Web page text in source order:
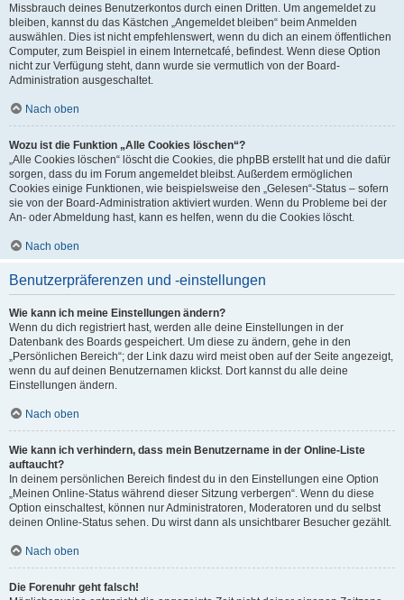
Missbrauch deines Benutzerkontos durch einen Dritten. Um angemeldet zu
bleiben, kannst du das Kästchen „Angemeldet bleiben“ beim Anmelden
auswählen. Dies ist nicht empfehlenswert, wenn du dich an einem öffentlichen
Computer, zum Beispiel in einem Internetcafé, befindest. Wenn diese Option
nicht zur Verfügung steht, dann wurde sie vermutlich von der Board-
Administration ausgeschaltet.
Nach oben
Wozu ist die Funktion „Alle Cookies löschen“?
„Alle Cookies löschen“ löscht die Cookies, die phpBB erstellt hat und die dafür
sorgen, dass du im Forum angemeldet bleibst. Außerdem ermöglichen
Cookies einige Funktionen, wie beispielsweise den „Gelesen“-Status – sofern
sie von der Board-Administration aktiviert wurden. Wenn du Probleme bei der
An- oder Abmeldung hast, kann es helfen, wenn du die Cookies löscht.
Nach oben
Benutzerpräferenzen und -einstellungen
Wie kann ich meine Einstellungen ändern?
Wenn du dich registriert hast, werden alle deine Einstellungen in der
Datenbank des Boards gespeichert. Um diese zu ändern, gehe in den
„Persönlichen Bereich“; der Link dazu wird meist oben auf der Seite angezeigt,
wenn du auf deinen Benutzernamen klickst. Dort kannst du alle deine
Einstellungen ändern.
Nach oben
Wie kann ich verhindern, dass mein Benutzername in der Online-Liste
auftaucht?
In deinem persönlichen Bereich findest du in den Einstellungen eine Option
„Meinen Online-Status während dieser Sitzung verbergen“. Wenn du diese
Option einschaltest, können nur Administratoren, Moderatoren und du selbst
deinen Online-Status sehen. Du wirst dann als unsichtbarer Besucher gezählt.
Nach oben
Die Forenuhr geht falsch!